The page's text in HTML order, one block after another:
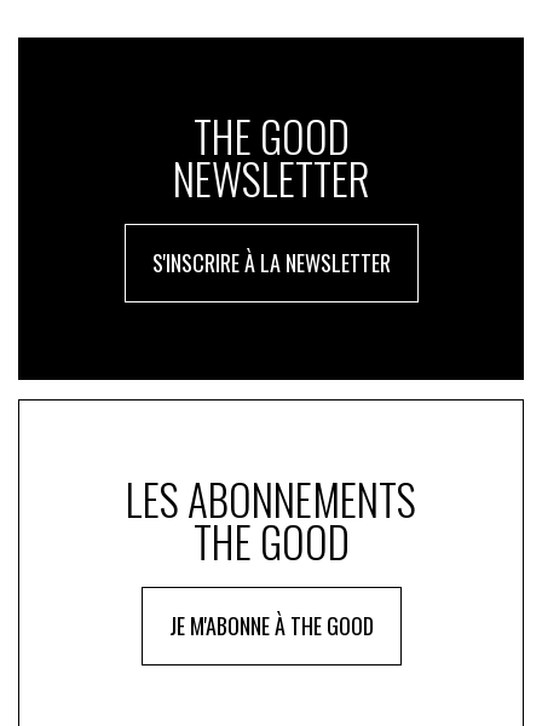
THE GOOD
NEWSLETTER
S'INSCRIRE À LA NEWSLETTER
LES ABONNEMENTS
THE GOOD
JE M'ABONNE À THE GOOD